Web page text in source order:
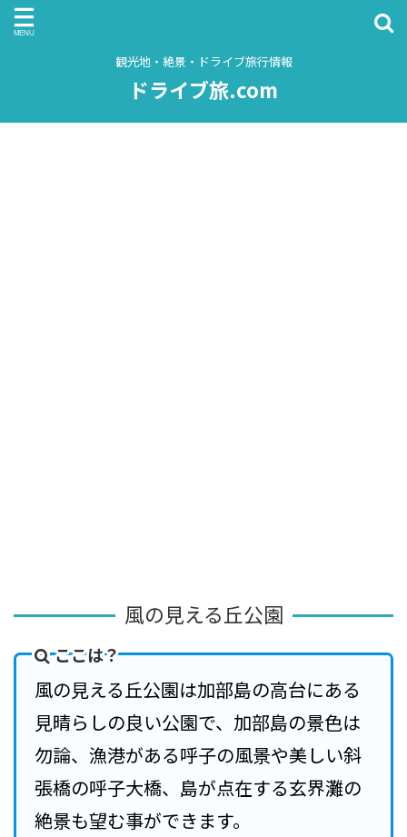
観光地・絶景・ドライブ旅行情報
ドライブ旅.com
風の見える丘公園
ここは？
風の見える丘公園は加部島の高台にある
見晴らしの良い公園で、加部島の景色は
勿論、漁港がある呼子の風景や美しい斜
張橋の呼子大橋、島が点在する玄界灘の
絶景も望む事ができます。